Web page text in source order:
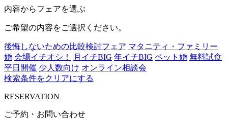
内容からフェアを選ぶ
ご希望の内容をご選択ください。
後悔しないための比較検討フェア マタニティ・ファミリー
婚 会場イチオシ！ 月イチBIG 年イチBIG ペット婚 無料試食
平日開催 少人数向け オンライン相談会
検索条件をクリアにする
RESERVATION
ご予約・お問い合わせ